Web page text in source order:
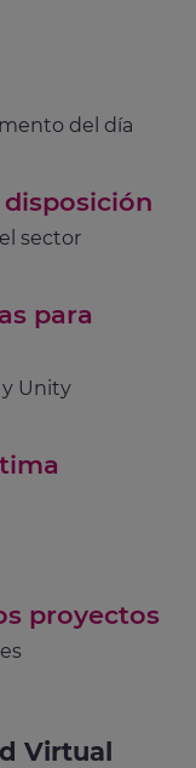
del día
sector
para
y Unity
proyectos
Virtual